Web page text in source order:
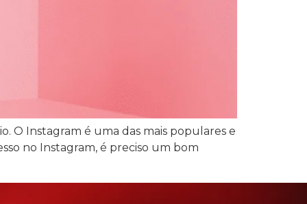
O Instagram é uma das mais populares e
no Instagram, é preciso um bom